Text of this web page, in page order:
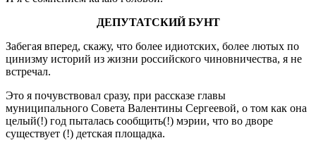
ДЕПУТАТСКИЙ БУНТ
Забегая вперед, скажу, что более идиотских, более лютых по
цинизму историй из жизни российского чиновничества, я не
встречал.
Это я почувствовал сразу, при рассказе главы
муниципального Совета Валентины Сергеевой, о том как она
целый(!) год пыталась сообщить(!) мэрии, что во дворе
существует (!) детская площадка.